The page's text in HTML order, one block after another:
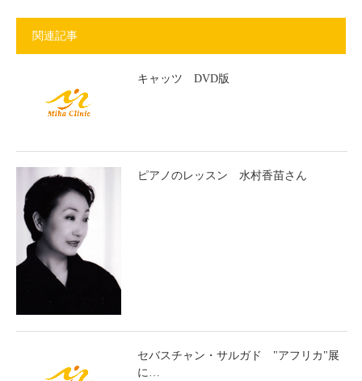
関連記事
キャッツ DVD版
ピアノのレッスン 水村香苗さん
セバスチャン・サルガド "アフリカ"展
に…